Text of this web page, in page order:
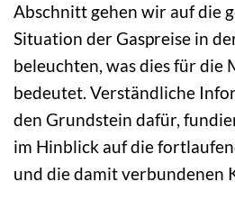
Abschnitt gehen wir auf die
Situation der Gaspreise in
beleuchten, was dies für die
bedeutet. Verständliche
den Grundstein dafür,
im Hinblick auf die
und die damit verbundenen